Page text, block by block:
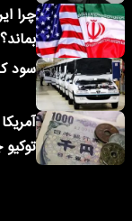
چرا
بماند؟
سود